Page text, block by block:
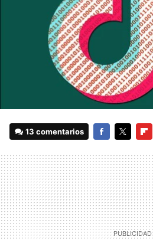
13 comentarios